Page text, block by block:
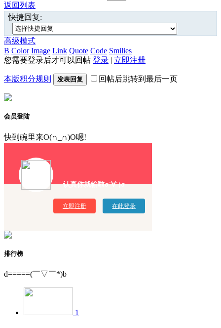
返回列表
快捷回复:
高级模式
B Color Image Link Quote Code Smilies
您需要登录后才可以回帖 登录 | 立即注册
本版积分规则 发表回复 回帖后跳转到最后一页
会员登陆
快到碗里来O(∩_∩)O嗯!
认真你就输啦σ`∀´)σ
立即注册 在此登录
排行榜
d=====(￣▽￣*)b
1